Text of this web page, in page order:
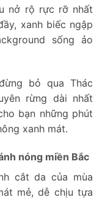
nở rộ rực rỡ nhất
xanh biếc ngập
sống ảo
bỏ qua Thác
rừng dài nhất
bạn những phút
xanh mát.
nóng miền Bắc
cắt da của mùa
mẻ, dễ chịu tựa